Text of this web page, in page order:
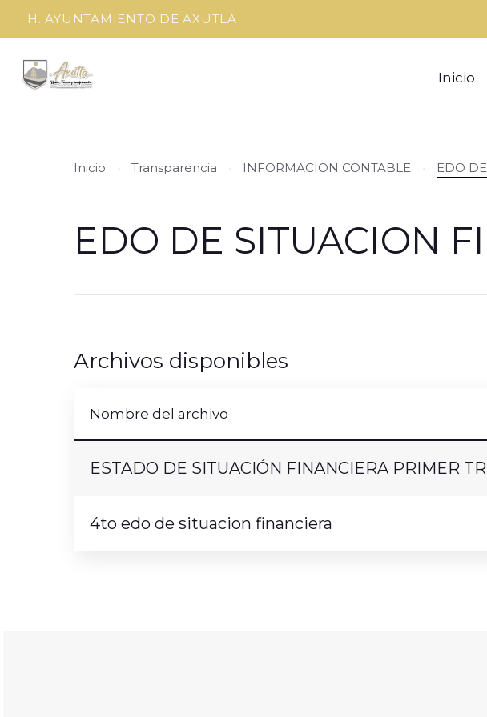
H. AYUNTAMIENTO DE AXUTLA
Inicio
Inicio Transparencia INFORMACION CONTABLE EDO
EDO DE SITUACION
Archivos disponibles
Nombre del archivo
ESTADO DE SITUACIÓN FINANCIERA PRIMER
4to edo de situacion financiera